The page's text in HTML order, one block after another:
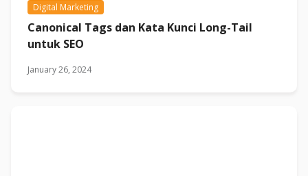
Digital Marketing
Canonical Tags dan Kata Kunci Long-Tail
untuk SEO
January 26, 2024